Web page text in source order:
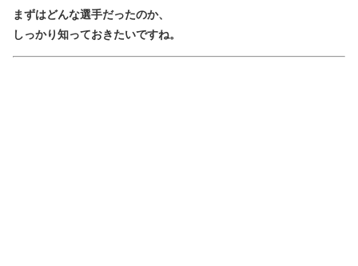
まずはどんな選手だったのか、
しっかり知っておきたいですね。